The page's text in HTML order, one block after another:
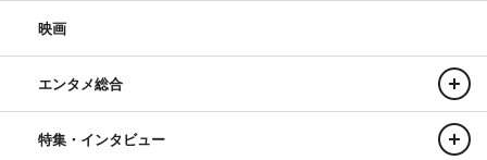
映画
エンタメ総合
特集・インタビュー